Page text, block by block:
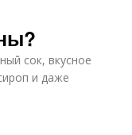
сок, вкусное
и даже